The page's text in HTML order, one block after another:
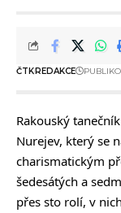
ČTKREDAKCE
Rakouský
Nurejev, který se
charismatickým
šedesátých a
přes sto rolí, v